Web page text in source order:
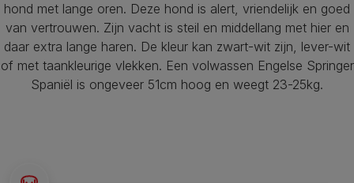
hond met lange oren. Deze hond is alert, vriendelijk en goed
van vertrouwen. Zijn vacht is steil en middellang met hier en
daar extra lange haren. De kleur kan zwart-wit zijn, lever-wit
of met taankleurige vlekken. Een volwassen Engelse Springer
Spaniël is ongeveer 51cm hoog en weegt 23-25kg.